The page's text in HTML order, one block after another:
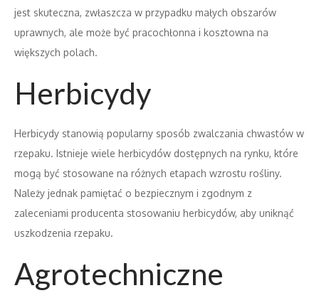
jest skuteczna, zwłaszcza w przypadku małych obszarów
uprawnych, ale może być pracochłonna i kosztowna na
większych polach.
Herbicydy
Herbicydy stanowią popularny sposób zwalczania chwastów w
rzepaku. Istnieje wiele herbicydów dostępnych na rynku, które
mogą być stosowane na różnych etapach wzrostu rośliny.
Należy jednak pamiętać o bezpiecznym i zgodnym z
zaleceniami producenta stosowaniu herbicydów, aby uniknąć
uszkodzenia rzepaku.
Agrotechniczne